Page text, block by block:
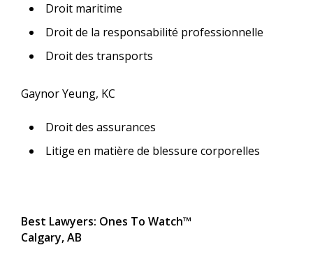
Droit maritime
Droit de la responsabilité professionnelle
Droit des transports
Gaynor Yeung, KC
Droit des assurances
Litige en matière de blessure corporelles
Best Lawyers: Ones To Watch™
Calgary, AB